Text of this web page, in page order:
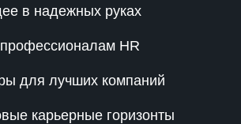
в надежных руках
HR
для лучших компаний
карьерные горизонты